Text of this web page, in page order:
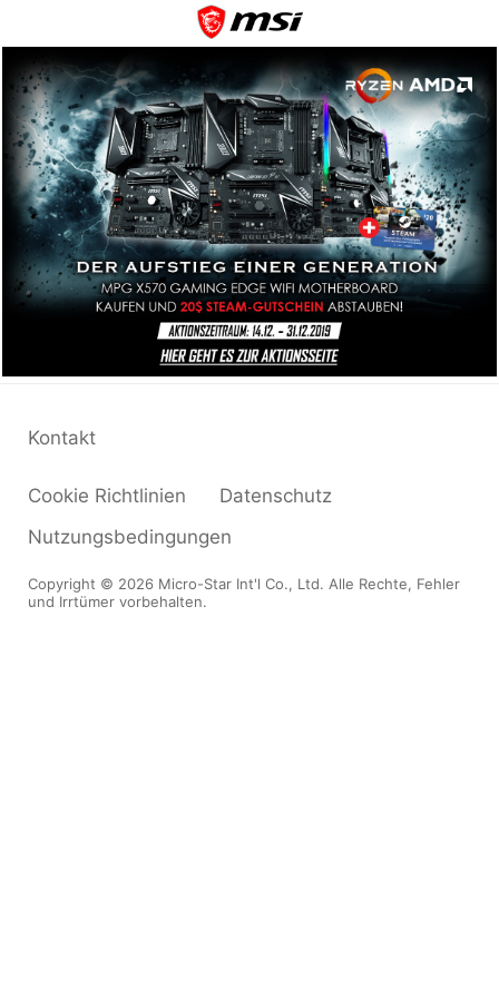
Copyright © 2026 Micro-Star Int'l Co., Ltd. Alle Rechte, Fehler
und Irrtümer vorbehalten.
Cookie Richtlinien
Datenschutz
Nutzungsbedingungen
Kontakt